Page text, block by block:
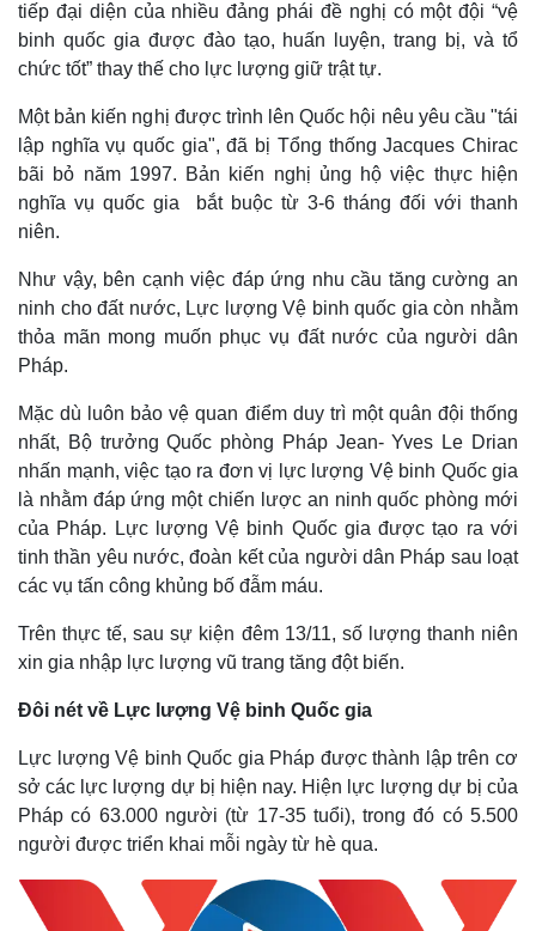
Thế giới
Quan sát
Cuộc sống đó đây
Hồ sơ
Multimedia
Video
Ảnh
tiếp đại diện của nhiều đảng phái đề nghị có một đội “vệ
binh quốc gia được đào tạo, huấn luyện, trang bị, và tổ
chức tốt” thay thế cho lực lượng giữ trật tự.
Một bản kiến nghị được trình lên Quốc hội nêu yêu cầu "tái
lập nghĩa vụ quốc gia", đã bị Tổng thống Jacques Chirac
bãi bỏ năm 1997. Bản kiến nghị ủng hộ việc thực hiện
nghĩa vụ quốc gia bắt buộc từ 3-6 tháng đối với thanh
niên.
Như vậy, bên cạnh việc đáp ứng nhu cầu tăng cường an
ninh cho đất nước, Lực lượng Vệ binh quốc gia còn nhằm
thỏa mãn mong muốn phục vụ đất nước của người dân
Pháp.
Mặc dù luôn bảo vệ quan điểm duy trì một quân đội thống
nhất, Bộ trưởng Quốc phòng Pháp Jean- Yves Le Drian
nhấn mạnh, việc tạo ra đơn vị lực lượng Vệ binh Quốc gia
là nhằm đáp ứng một chiến lược an ninh quốc phòng mới
của Pháp. Lực lượng Vệ binh Quốc gia được tạo ra với
tinh thần yêu nước, đoàn kết của người dân Pháp sau loạt
các vụ tấn công khủng bố đẫm máu.
Trên thực tế, sau sự kiện đêm 13/11, số lượng thanh niên
xin gia nhập lực lượng vũ trang tăng đột biến.
Đôi nét về Lực lượng Vệ binh Quốc gia
Lực lượng Vệ binh Quốc gia Pháp được thành lập trên cơ
sở các lực lượng dự bị hiện nay. Hiện lực lượng dự bị của
Pháp có 63.000 người (từ 17-35 tuổi), trong đó có 5.500
người được triển khai mỗi ngày từ hè qua.